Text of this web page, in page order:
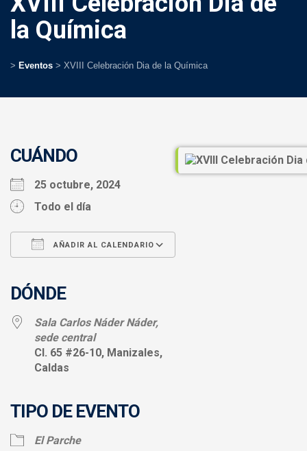
> Eventos > XVIII Celebración Dia de la Química
la Química
CUÁNDO
25 octubre, 2024
Todo el día
AÑADIR AL CALENDARIO
DÓNDE
Sala Carlos Náder Náder,
sede central
Cl. 65 #26-10, Manizales,
Caldas
TIPO DE EVENTO
El Parche